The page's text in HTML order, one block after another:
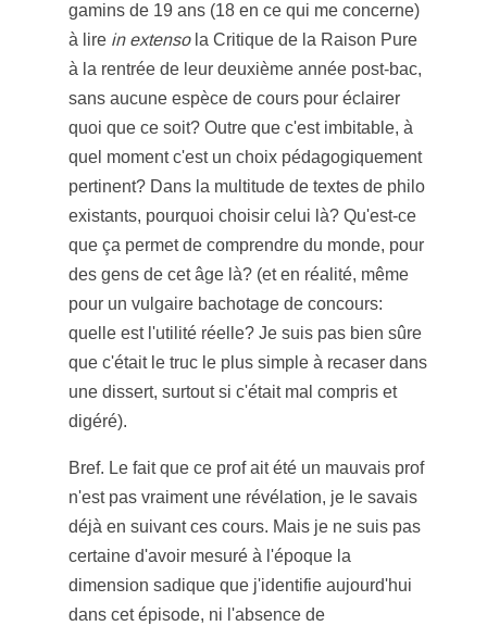
gamins de 19 ans (18 en ce qui me concerne)
à lire in extensola Critique de la Raison Pure
à la rentrée de leur deuxième année post-bac,
sans aucune espèce de cours pour éclairer
quoi que ce soit? Outre que c'est imbitable, à
quel moment c'est un choix pédagogiquement
pertinent? Dans la multitude de textes de philo
existants, pourquoi choisir celui là? Qu'est-ce
que ça permet de comprendre du monde, pour
des gens de cet âge là? (et en réalité, même
pour un vulgaire bachotage de concours:
quelle est l'utilité réelle? Je suis pas bien sûre
que c'était le truc le plus simple à recaser dans
une dissert, surtout si c'était mal compris et
digéré).
Bref. Le fait que ce prof ait été un mauvais prof
n'est pas vraiment une révélation, je le savais
déjà en suivant ces cours. Mais je ne suis pas
certaine d'avoir mesuré à l'époque la
dimension sadique que j'identifie aujourd'hui
dans cet épisode, ni l'absence de